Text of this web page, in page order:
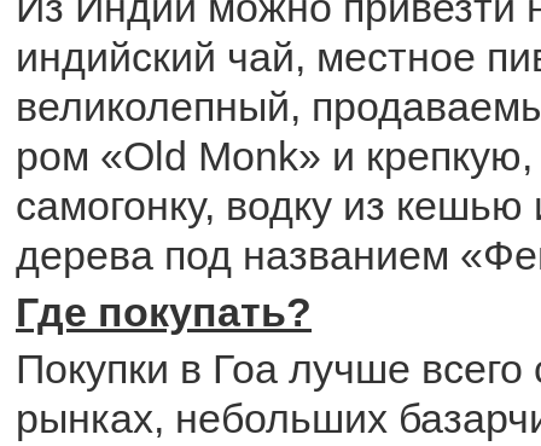
индийский чай, местное
великолепный,
ром «Old Monk» и
самогонку, водку из кешью
дерева под названием
Где покупать?
Покупки в Гоа лучше
рынках, небольших